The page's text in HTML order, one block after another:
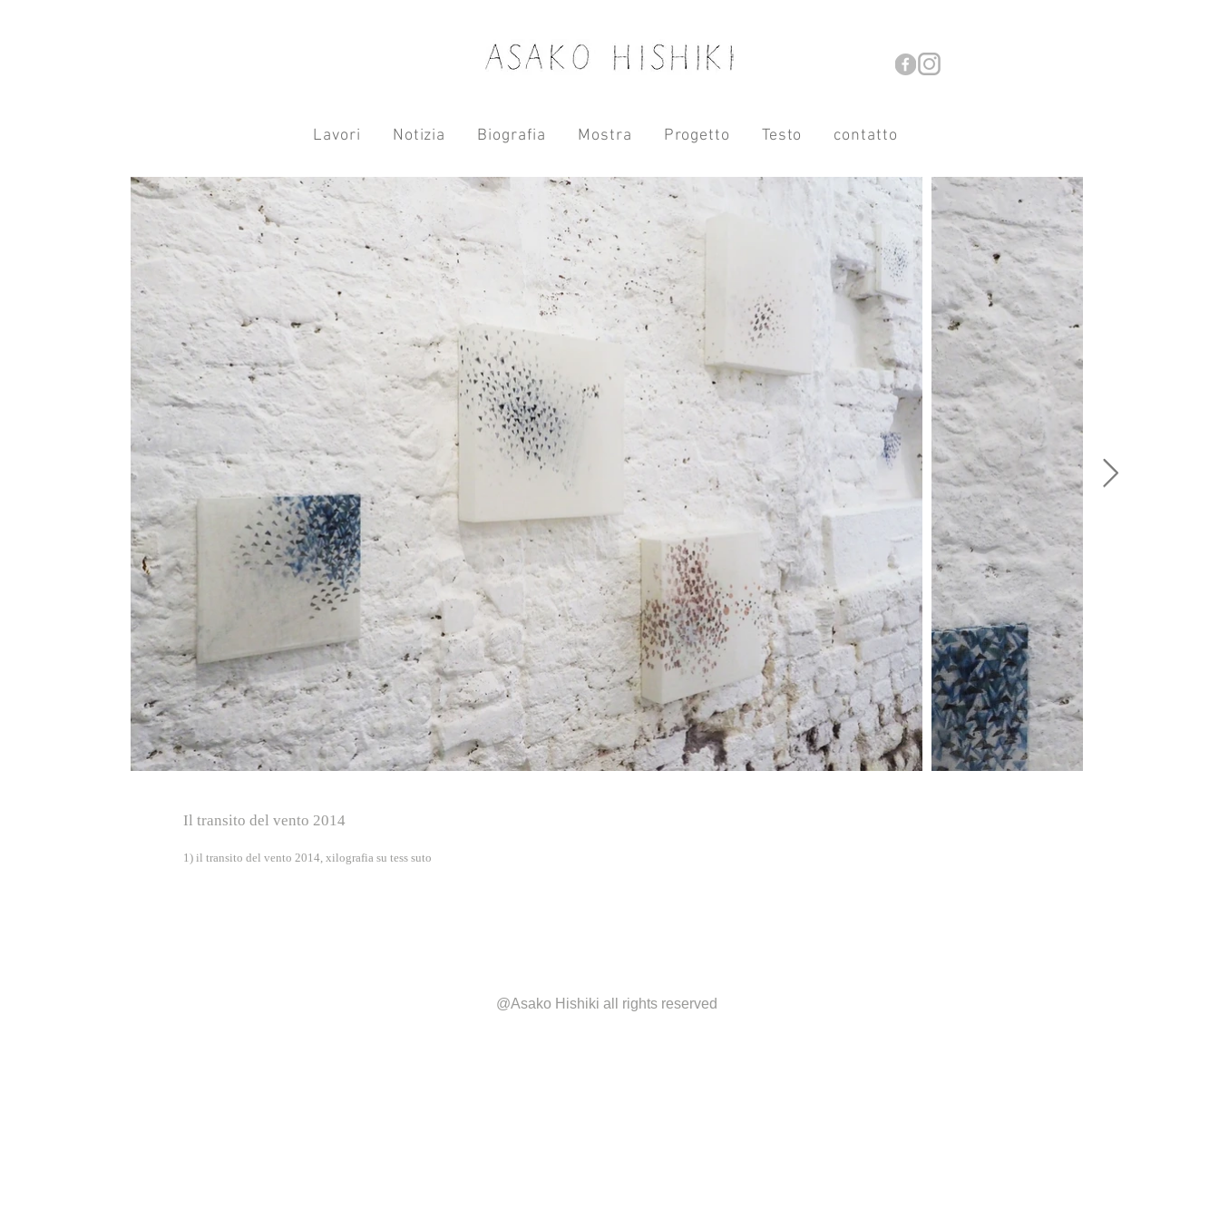
Lavori Notizia Biografia Mostra Progetto Testo contatto
Il transito del vento 2014
1) il transito del vento 2014, xilografia su tess suto
@Asako Hishiki all rights reserved